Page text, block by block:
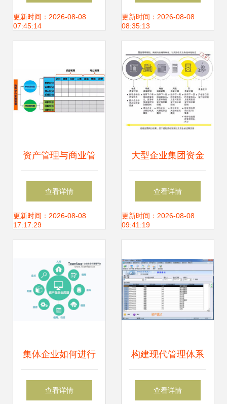
先试用
更新时间：2026-08-08
07:45:14
的提升
更新时间：2026-08-08
08:35:13
资产管理与商业管
理的融合 企业高效
运营的核心路径
查看详情
更新时间：2026-08-08
17:17:29
大型企业集团资金
管理模式的选择策
略
查看详情
更新时间：2026-08-08
09:41:19
集体企业如何进行
企业资产管理？
查看详情
构建现代管理体系
行政事业单位为何
查看详情